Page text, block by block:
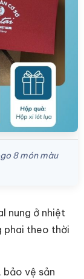
8 món màu
nung ở nhiệt
phai theo thời
vệ sản